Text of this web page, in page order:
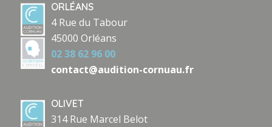
ORLÉANS
4 Rue du Tabour
45000 Orléans
02 38 62 96 00
contact@audition-cornuau.fr
OLIVET
314 Rue Marcel Belot